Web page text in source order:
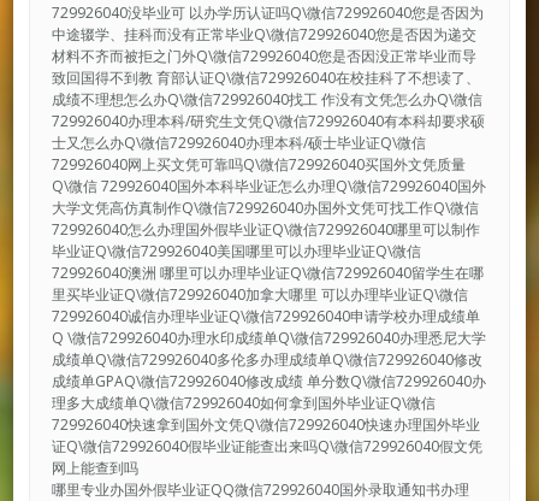
729926040没毕业可 以办学历认证吗Q\微信729926040您是否因为
中途辍学、挂科而没有正常毕业Q\微信729926040您是否因为递交
材料不齐而被拒之门外Q\微信729926040您是否因没正常毕业而导
致回国得不到教 育部认证Q\微信729926040在校挂科了不想读了、
成绩不理想怎么办Q\微信729926040找工 作没有文凭怎么办Q\微信
729926040办理本科/研究生文凭Q\微信729926040有本科却要求硕
士又怎么办Q\微信729926040办理本科/硕士毕业证Q\微信
729926040网上买文凭可靠吗Q\微信729926040买国外文凭质量
Q\微信 729926040国外本科毕业证怎么办理Q\微信729926040国外
大学文凭高仿真制作Q\微信729926040办国外文凭可找工作Q\微信
729926040怎么办理国外假毕业证Q\微信729926040哪里可以制作
毕业证Q\微信729926040美国哪里可以办理毕业证Q\微信
729926040澳洲 哪里可以办理毕业证Q\微信729926040留学生在哪
里买毕业证Q\微信729926040加拿大哪里 可以办理毕业证Q\微信
729926040诚信办理毕业证Q\微信729926040申请学校办理成绩单
Q \微信729926040办理水印成绩单Q\微信729926040办理悉尼大学
成绩单Q\微信729926040多伦多办理成绩单Q\微信729926040修改
成绩单GPAQ\微信729926040修改成绩 单分数Q\微信729926040办
理多大成绩单Q\微信729926040如何拿到国外毕业证Q\微信
729926040快速拿到国外文凭Q\微信729926040快速办理国外毕业
证Q\微信729926040假毕业证能查出来吗Q\微信729926040假文凭
网上能查到吗
哪里专业办国外假毕业证QQ微信729926040国外录取通知书办理